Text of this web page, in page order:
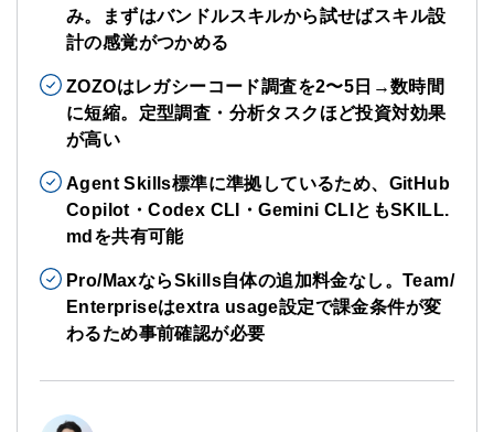
み。まずはバンドルスキルから試せばスキル設
計の感覚がつかめる
ZOZOはレガシーコード調査を2〜5日→数時間
に短縮。定型調査・分析タスクほど投資対効果
が高い
Agent Skills標準に準拠しているため、GitHub
Copilot・Codex CLI・Gemini CLIともSKILL.
mdを共有可能
Pro/MaxならSkills自体の追加料金なし。Team/
Enterpriseはextra usage設定で課金条件が変
わるため事前確認が必要